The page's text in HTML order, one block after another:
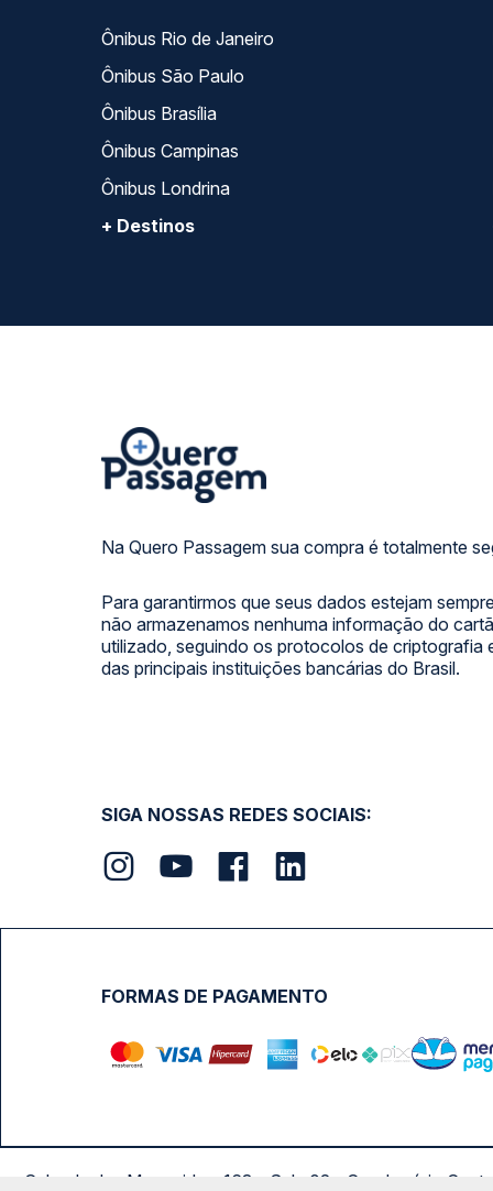
Ônibus Rio de Janeiro
Ônibus São Paulo
Ônibus Brasília
Ônibus Campinas
Ônibus Londrina
+ Destinos
Na Quero Passagem sua compra é totalmente
Para garantirmos que seus dados estejam
não armazenamos nenhuma informação do
utilizado, seguindo os protocolos de criptografia
das principais instituições bancárias do Brasil.
SIGA NOSSAS REDES SOCIAIS:
FORMAS DE PAGAMENTO
Calçada das Margaridas, 163 - Sala 02 - Condomínio